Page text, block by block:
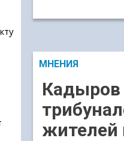
МНЕНИЯ
Кадыров
жителей